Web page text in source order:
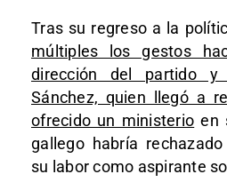
Tras su regreso a la
múltiples los gestos
dirección del partido y
Sánchez, quien llegó a
ofrecido un ministerio en
gallego habría
su labor como aspirante